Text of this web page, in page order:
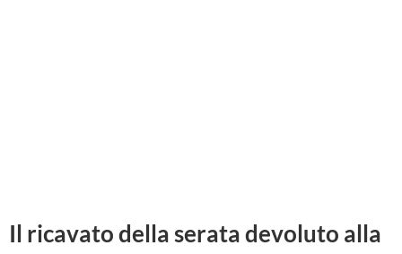
Il ricavato della serata devoluto alla